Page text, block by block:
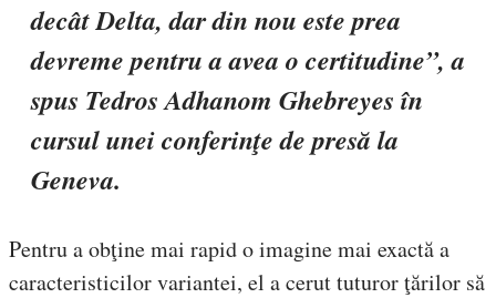
decât Delta, dar din nou este prea
devreme pentru a avea o certitudine”, a
spus Tedros Adhanom Ghebreyes în
cursul unei conferinţe de presă la
Geneva.
Pentru a obţine mai rapid o imagine mai exactă a
caracteristicilor variantei, el a cerut tuturor ţărilor să